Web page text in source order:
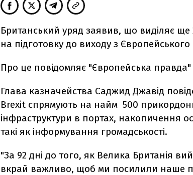
Британський уряд заявив, що виділяє ще
на підготовку до виходу з Європейського
Про це повідомляє "Європейська
Глава казначейства Саджид Джавід
Brexit спрямують на найм 500
інфраструктури в портах, накопичення
такі як інформування громадськості.
"За 92 дні до того, як Велика Британія
вкрай важливо, щоб ми посилили наше